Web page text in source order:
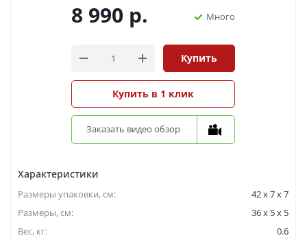
8 990 р. Много
Купить
Купить в 1 клик
Заказать видео обзор
Характеристики
Размеры упаковки, cм:
42 x 7 x 7
Размеры, см:
36 x 5 x 5
Вес, кг:
0.6